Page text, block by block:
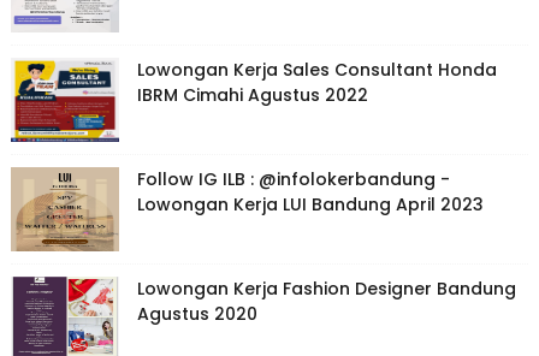
Lowongan Kerja Sales Consultant Honda
IBRM Cimahi Agustus 2022
Follow IG ILB : @infolokerbandung -
Lowongan Kerja LUI Bandung April 2023
Lowongan Kerja Fashion Designer Bandung
Agustus 2020